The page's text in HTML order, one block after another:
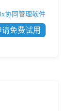
协同管理软件
免费试用